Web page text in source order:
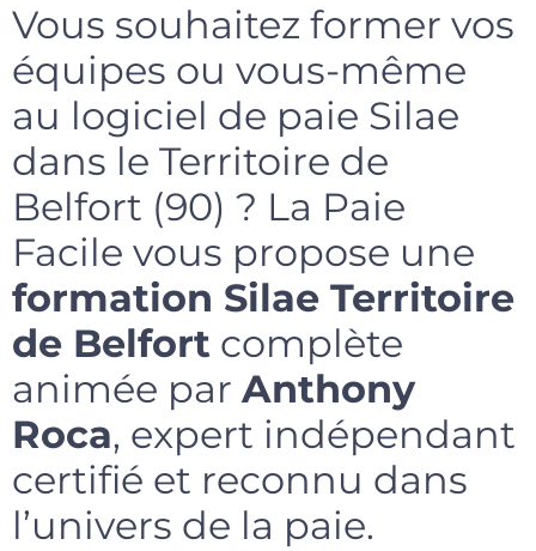
Vous souhaitez former vos
équipes ou vous-même
au logiciel de paie Silae
dans le Territoire de
Belfort (90) ? La Paie
Facile vous propose une
formation Silae Territoire
de Belfort complète
animée par Anthony
Roca, expert indépendant
certifié et reconnu dans
l’univers de la paie.